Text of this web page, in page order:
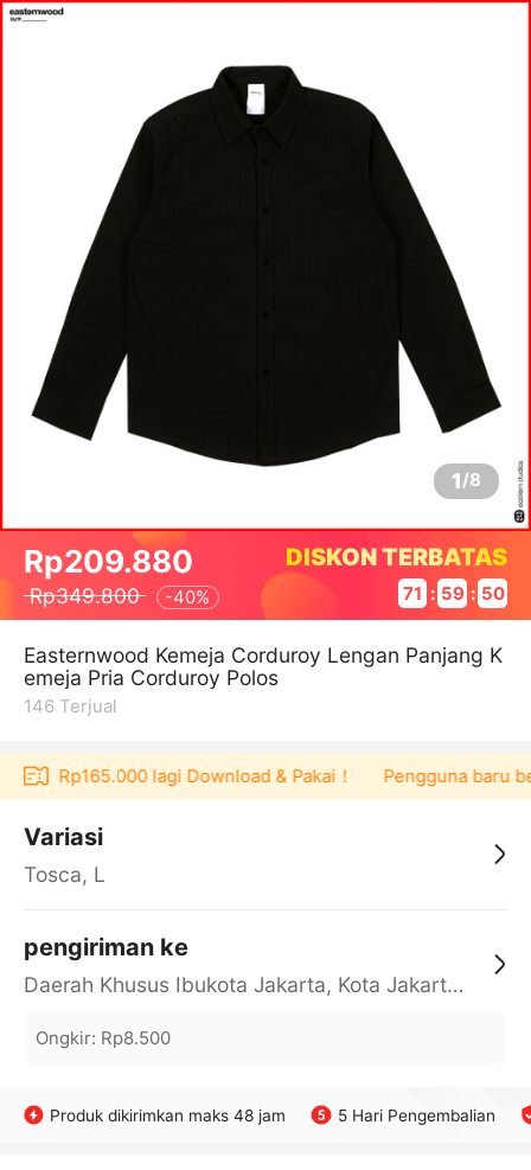
1/8
Rp209.880
Rp349.800 -40%
DISKON TERBATAS
71 : 59 : 50
Easternwood Kemeja Corduroy Lengan Panjang K
emeja Pria Corduroy Polos
146 Terjual
Rp165.000 lagi Download & Pakai！ Pengguna baru
Variasi
Tosca, L
pengiriman ke
Daerah Khusus Ibukota Jakarta, Kota Jakarta Barat, Cengkareng, yy
Ongkir: Rp8.500
Produk dikirimkan maks 48 jam 5 Hari Pengembalian